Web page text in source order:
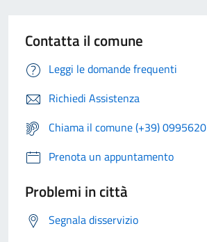
Contatta il comune
Leggi le domande frequenti
Richiedi Assistenza
Chiama il comune (+39) 0995620
Prenota un appuntamento
Problemi in città
Segnala disservizio